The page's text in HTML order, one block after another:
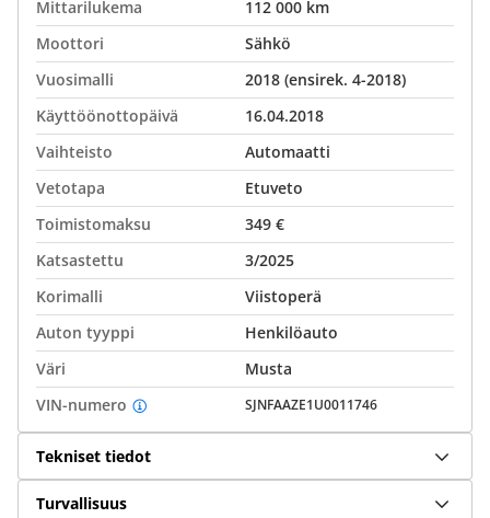
Mittarilukema
112 000 km
Moottori
Sähkö
Vuosimalli
2018 (ensirek. 4-2018)
Käyttöönottopäivä
16.04.2018
Vaihteisto
Automaatti
Vetotapa
Etuveto
Toimistomaksu
349 €
Katsastettu
3/2025
Korimalli
Viistoperä
Auton tyyppi
Henkilöauto
Väri
Musta
VIN-numero
SJNFAAZE1U0011746
Tekniset tiedot
Turvallisuus